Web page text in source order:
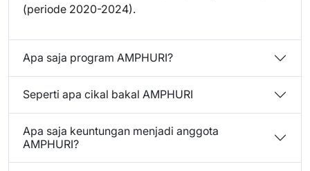
(periode 2020-2024).
Apa saja program AMPHURI?
Seperti apa cikal bakal AMPHURI
Apa saja keuntungan menjadi anggota
AMPHURI?